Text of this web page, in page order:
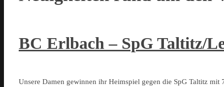
BC Erlbach – SpG Taltitz/
Unsere Damen gewinnen ihr Heimspiel gegen die SpG Taltitz